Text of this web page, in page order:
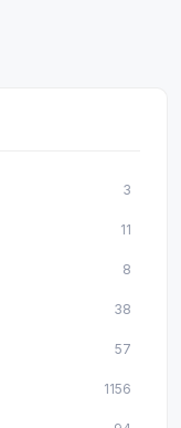
3
11
8
38
57
1156